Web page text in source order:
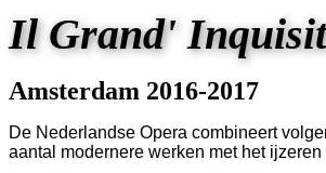
Il Grand'
Amsterdam 2016-2017
De Nederlandse Opera combineert
aantal modernere werken met het